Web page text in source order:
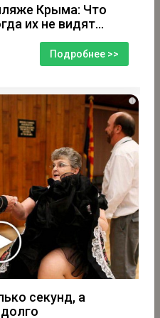
Крыма: Что
их не видят...
Подробнее >>
i
секунд, а